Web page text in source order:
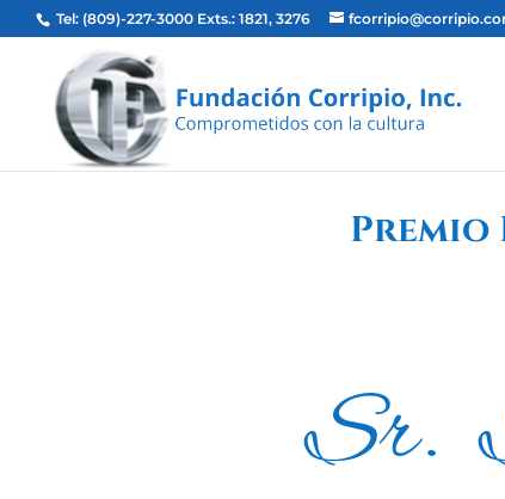
Tel: (809)-227-3000 Exts.: 1821, 3276
Sr.